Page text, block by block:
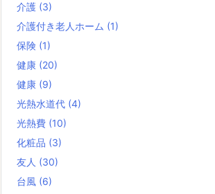
介護 (3)
介護付き老人ホーム (1)
保険 (1)
健康 (20)
健康 (9)
光熱水道代 (4)
光熱費 (10)
化粧品 (3)
友人 (30)
台風 (6)